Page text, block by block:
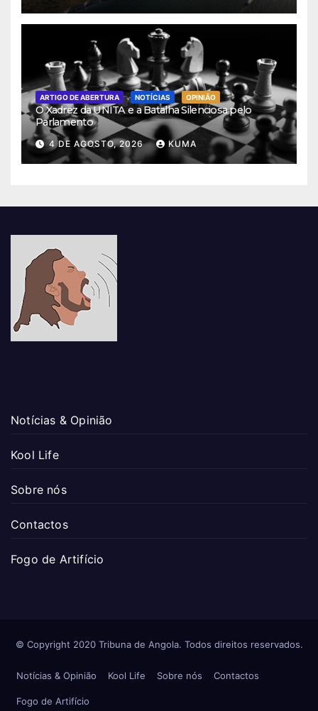
ARTIGO DE ABERTURA NOTÍCIAS OPINIÃO
O Xadrez da UNITA e a Batalha Silenciosa pelo
Parlamento
4 DE AGOSTO, 2026 KUMA
Notícias & Opinião
Kool Life
Sobre nós
Contactos
Fogo de Artifício
© Copyright 2020 Tribuna de Angola. Todos direitos reservados.
Notícias & Opinião Kool Life Sobre nós Contactos
Fogo de Artifício